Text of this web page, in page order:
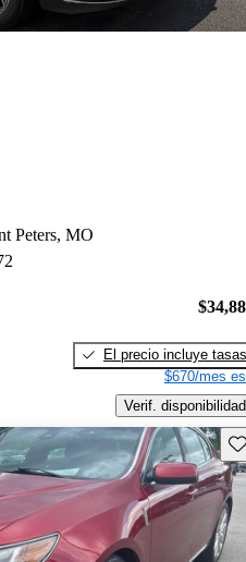
Peters, MO
El precio incluye tasas
$670/mes
Verif. disponibilidad